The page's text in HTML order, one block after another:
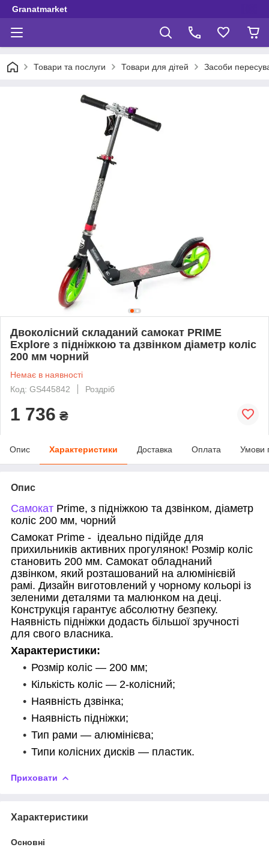
Granatmarket
Товари та послуги Товари для дітей Засоби
Двоколісний складаний самокат PRIME
Explore з підніжкою та дзвінком діаметр коліс
200 мм чорний
Немає в наявності
Код: GS445842
Роздріб
1 736 ₴
Опис Характеристики Доставка Оплата Умови
Опис
Самокат Prime, з підніжкою та дзвінком, діаметр
коліс 200 мм, чорний
Самокат Prime - ідеально підійде для
прихильників активних прогулянок! Розмір коліс
становить 200 мм. Самокат обладнаний
дзвінком, який розташований на алюмінієвій
рамі. Дизайн виготовлений у чорному кольорі із
зеленими деталями та малюнком на деці.
Конструкція гарантує абсолютну безпеку.
Наявність підніжки додасть більшої зручності
для свого власника.
Характеристики:
Розмір коліс — 200 мм;
Кількість коліс — 2-колісний;
Наявність дзвінка;
Наявність підніжки;
Тип рами — алюмінієва;
Типи колісних дисків — пластик.
Приховати
Характеристики
Основні